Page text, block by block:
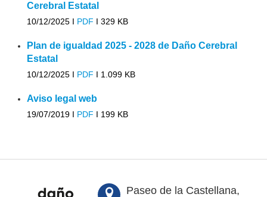
Cerebral Estatal
10/12/2025 I PDF I 329 KB
Plan de igualdad 2025 - 2028 de Daño Cerebral
Estatal
10/12/2025 I PDF I 1.099 KB
Aviso legal web
19/07/2019 I PDF I 199 KB
Paseo de la Castellana,